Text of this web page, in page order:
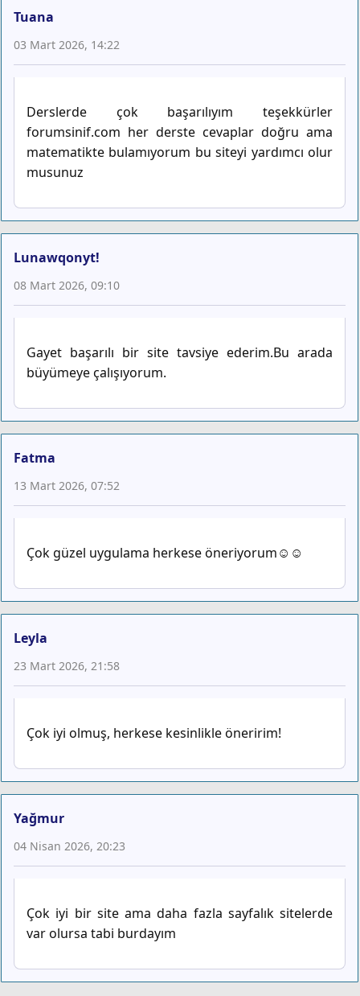
Tuana
03 Mart 2026, 14:22
Derslerde çok başarılıyım teşekkürler
forumsinif.com her derste cevaplar doğru ama
matematikte bulamıyorum bu siteyi yardımcı olur
musunuz
Lunawqonyt!
08 Mart 2026, 09:10
Gayet başarılı bir site tavsiye ederim.Bu arada
büyümeye çalışıyorum.
Fatma
13 Mart 2026, 07:52
Çok güzel uygulama herkese öneriyorum☺☺
Leyla
23 Mart 2026, 21:58
Çok iyi olmuş, herkese kesinlikle öneririm!
Yağmur
04 Nisan 2026, 20:23
Çok iyi bir site ama daha fazla sayfalık sitelerde
var olursa tabi burdayım